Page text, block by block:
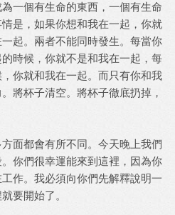
一個有生命的東西，一個有生命
是，如果你想和我在一起，你就
起。兩者不能同時發生。每當你
時候，你就不是和我在一起，每
你就和我在一起。而只有你和我
將杯子清空。將杯子徹底扔掉，
都會有所不同。今天晚上我們
你們很幸運能來到這裡，因為你
作。我必須向你們先解釋說明一
要開始了。